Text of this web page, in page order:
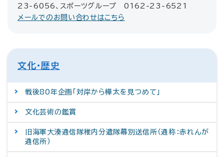
23-6056、スポーツグループ 0162-23-6521
メールでのお問い合わせはこちら
文化・歴史
戦後80年企画「対岸から樺太を見つめて」
文化芸術の鑑賞
旧海軍大湊通信隊稚内分遣隊幕別送信所（通称：赤れんが
通信所）